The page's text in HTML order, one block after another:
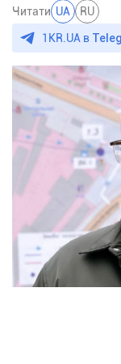
Читати UA RU
1KR.UA в